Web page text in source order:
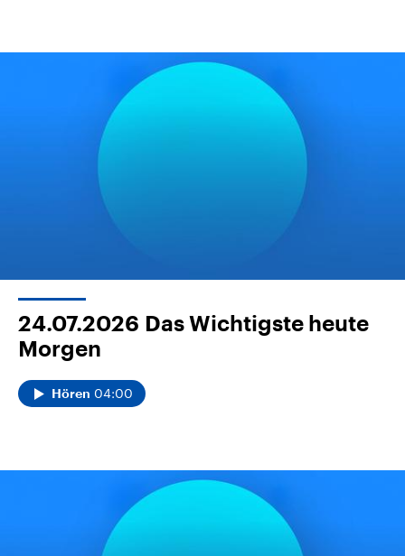
24.07.2026 Das Wichtigste heute
Morgen
Hören 04:00